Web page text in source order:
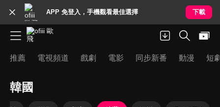
APP 免登入，手機觀看最佳選擇 下載
推薦 電視頻道 戲劇 電影 同步新番 動漫 短
韓國